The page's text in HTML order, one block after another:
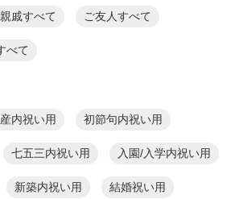
戚すべて ご友人すべて
べて
内祝い用 初節句内祝い用
七五三内祝い用 入園/入学内祝い用
新築内祝い用 結婚祝い用